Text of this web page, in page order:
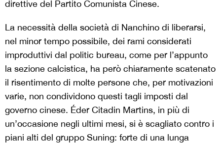
direttive del Partito Comunista Cinese.
La necessità della società di Nanchino di liberarsi,
nel minor tempo possibile, dei rami considerati
improduttivi dal politic bureau, come per l’appunto
la sezione calcistica, ha però chiaramente scatenato
il risentimento di molte persone che, per motivazioni
varie, non condividono questi tagli imposti dal
governo cinese. Éder Citadin Martins, in più di
un’occasione negli ultimi mesi, si è scagliato contro i
piani alti del gruppo Suning: forte di una lunga